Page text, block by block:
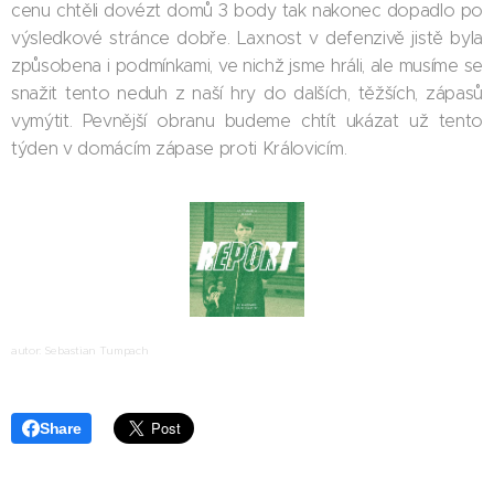
cenu chtěli dovézt domů 3 body tak nakonec dopadlo po
výsledkové stránce dobře. Laxnost v defenzivě jistě byla
způsobena i podmínkami, ve nichž jsme hráli, ale musíme se
snažit tento neduh z naší hry do dalších, těžších, zápasů
vymýtit. Pevnější obranu budeme chtít ukázat už tento
týden v domácím zápase proti Královicím.
autor: Sebastian Tumpach
Share